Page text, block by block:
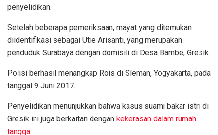
penyelidikan.
Setelah beberapa pemeriksaan, mayat yang ditemukan
diidentifikasi sebagai Utie Arisanti, yang merupakan
penduduk Surabaya dengan domisili di Desa Bambe, Gresik.
Polisi berhasil menangkap Rois di Sleman, Yogyakarta, pada
tanggal 9 Juni 2017.
Penyelidikan menunjukkan bahwa kasus suami bakar istri di
Gresik ini juga berkaitan dengan kekerasan dalam rumah
tangga.